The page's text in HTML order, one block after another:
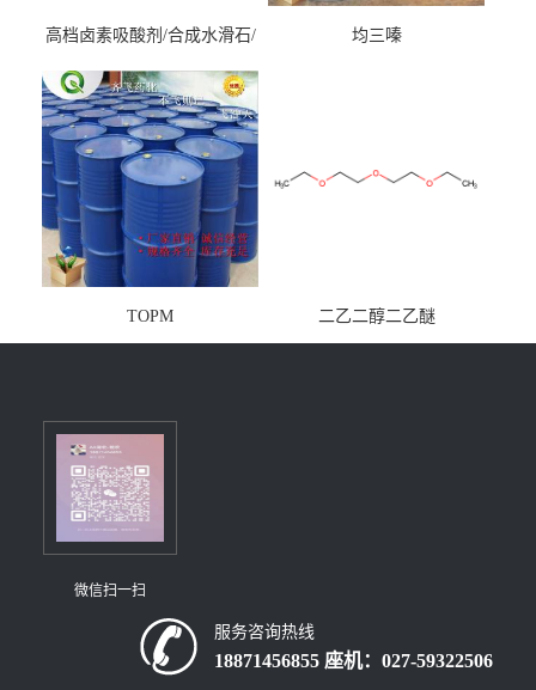
高档卤素吸酸剂/合成水滑石/
均三嗪
TOPM 二乙二醇二乙醚
微信扫一扫
服务咨询热线
18871456855 座机：027-59322506